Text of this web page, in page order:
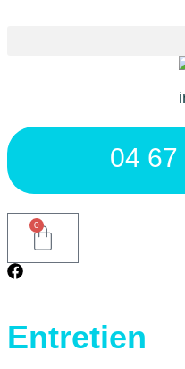
04 67
0
Entretien